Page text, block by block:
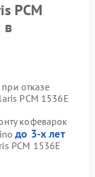
PCM
в
отказе
PCM 1536E
кофеварок
до 3-х лет
PCM 1536E